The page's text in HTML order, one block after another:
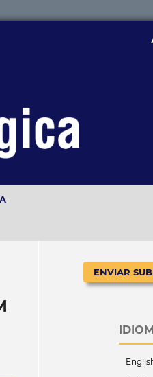
ENVIAR